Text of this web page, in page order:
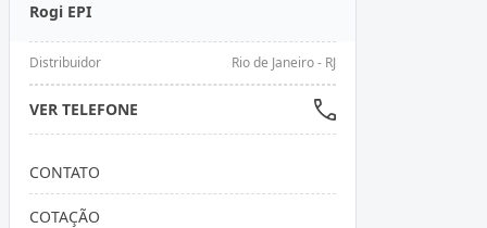
Rogi EPI
Distribuidor Rio de Janeiro - RJ
VER TELEFONE
CONTATO
COTAÇÃO